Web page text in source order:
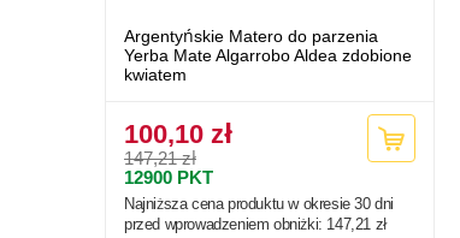
Argentyńskie Matero do parzenia
Yerba Mate Algarrobo Aldea zdobione
kwiatem
100,10 zł
147,21 zł
12900 PKT
Najniższa cena produktu w okresie 30 dni
przed wprowadzeniem obniżki: 147,21 zł